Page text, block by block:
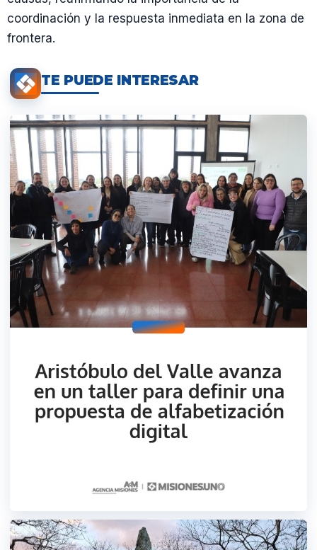
coordinación y la respuesta inmediata en la zona de
frontera.
TE PUEDE INTERESAR